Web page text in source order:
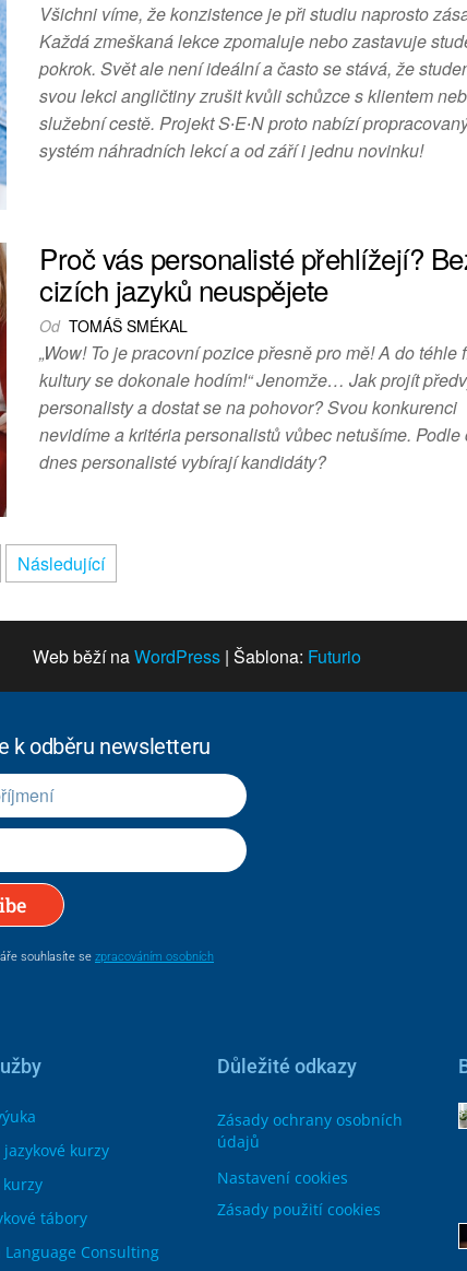
Všichni víme, že konzistence je při studiu naprosto
Každá zmeškaná lekce zpomaluje nebo zastavuje
pokrok. Svět ale není ideální a často se stává, že
svou lekci angličtiny zrušit kvůli schůzce s klientem
služební cestě. Projekt S∙E∙N proto nabízí
systém náhradních lekcí a od září i jednu novinku!
Proč vás personalisté přehlížejí?
cizích jazyků neuspějete
Od TOMÁŠ SMÉKAL
„Wow! To je pracovní pozice přesně pro mě! A do téhle
kultury se dokonale hodím!“ Jenomže… Jak projít
personalisty a dostat se na pohovor? Svou konkurenci
nevidíme a kritéria personalistů vůbec netušíme. Podle
dnes personalisté vybírají kandidáty?
Následující
Web běží naWordPress | Šablona: Futurio
k odběru newsletteru
souhlasíte se zpracováním osobních
kurzy
tábory
Language Consulting
Důležité odkazy
Zásady ochrany osobních
údajů
Nastavení cookies
Zásady použití cookies